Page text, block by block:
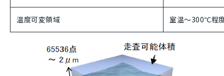
温度可変領域 室温～300℃程